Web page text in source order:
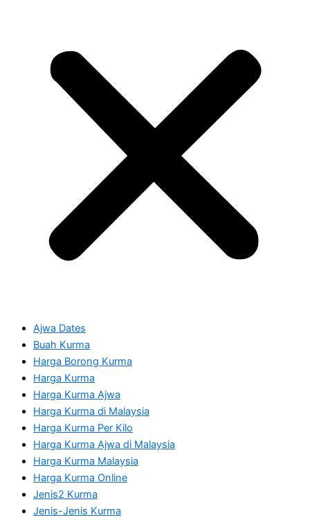
Ajwa Dates
Buah Kurma
Harga Borong Kurma
Harga Kurma
Harga Kurma Ajwa
Harga Kurma di Malaysia
Harga Kurma Per Kilo
Harga Kurma Ajwa di Malaysia
Harga Kurma Malaysia
Harga Kurma Online
Jenis2 Kurma
Jenis-Jenis Kurma